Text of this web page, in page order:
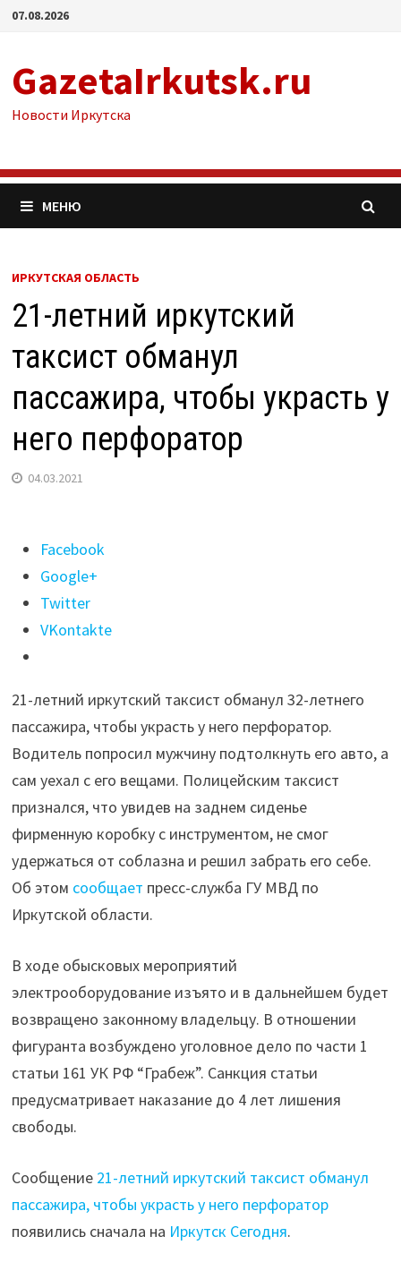
Перейти
07.08.2026
GazetaIrkutsk.ru
Новости Иркутска
МЕНЮ
ИРКУТСКАЯ ОБЛАСТЬ
21-летний иркутский
таксист обманул
пассажира, чтобы украсть у
него перфоратор
04.03.2021
Поделиться
"21-
летний
иркутский
таксист
пассажира,
чтобы
украсть
у
него
перфоратор"
Facebook
Google+
Twitter
VKontakte
21-летний иркутский таксист обманул 32-летнего
пассажира, чтобы украсть у него перфоратор.
Водитель попросил мужчину подтолкнуть его авто, а
сам уехал с его вещами. Полицейским таксист
признался, что увидев на заднем сиденье
фирменную коробку с инструментом, не смог
удержаться от соблазна и решил забрать его себе.
Об этом сообщает пресс-служба ГУ МВД по
Иркутской области.
В ходе обысковых мероприятий
электрооборудование изъято и в дальнейшем будет
возвращено законному владельцу. В отношении
фигуранта возбуждено уголовное дело по части 1
статьи 161 УК РФ “Грабеж”. Санкция статьи
предусматривает наказание до 4 лет лишения
свободы.
Сообщение 21-летний иркутский таксист обманул
пассажира, чтобы украсть у него перфоратор
появились сначала на Иркутск Сегодня.